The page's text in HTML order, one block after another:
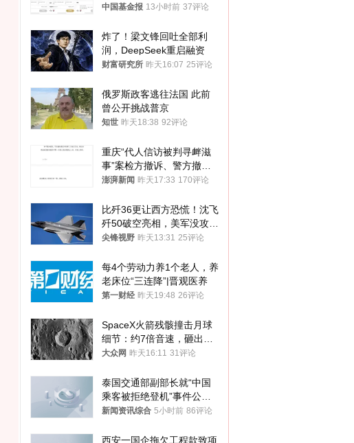
中国基金报 13小时前 37评论
炸了！梁文锋回吐全部利
润，DeepSeek重启融资
财富研究所 昨天16:07 25评论
俄罗斯政客逃往法国 此前
曾公开挑战普京
知世 昨天18:38 92评论
重庆“代人信访被判寻衅滋
事”案检方撤诉、警方撤
案，两被告人获国赔
澎湃新闻 昨天17:33 170评论
比歼36更让西方恐慌！沈飞
歼50破空亮相，美军没攻克
的技术被拿下
尖锋视野 昨天13:31 25评论
每4个劳动力养1个老人，养
老床位“三连降”|晋观医养
第一财经 昨天19:48 26评论
SpaceX火箭残骸撞击月球
细节：约7倍音速，砸出直
径约30米撞击坑
大众网 昨天16:11 31评论
泰国交通部副部长就“中国
乘客被拒绝登机”事件公开
表态
新闻资讯综合 5小时前 86评论
西安一国企拖欠工程款致项